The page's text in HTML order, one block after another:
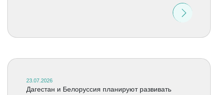
23.07.2026
Дагестан и Белоруссия планируют развивать